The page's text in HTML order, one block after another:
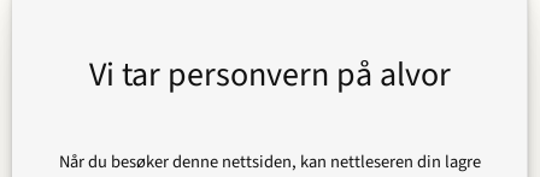
stilling – vurderingen må være konkret.»
ikke har plikt til å opprette nye stillinger for
Vi tar personvern på alvor
Når du besøker denne nettsiden, kan nettleseren din lagre